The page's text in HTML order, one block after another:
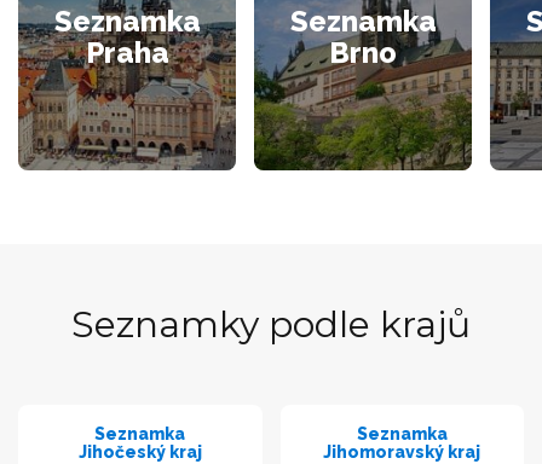
Seznamka
Praha
Seznamka
Brno
Seznamky podle krajů
Seznamka
Jihočeský kraj
Seznamka
Jihomoravský kraj